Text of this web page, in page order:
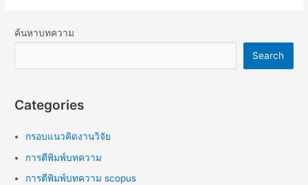
ค้นหาบทความ
Search
Categories
กรอบแนวคิดงานวิจัย
การตีพิมพ์บทความ
การตีพิมพ์บทความ scopus